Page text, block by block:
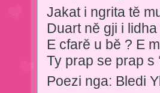
Jakat i ngrita tě
Duart ně gji i lidha
E cfarě u bě ? E
Ty prap se prap s
Poezi nga: Bledi